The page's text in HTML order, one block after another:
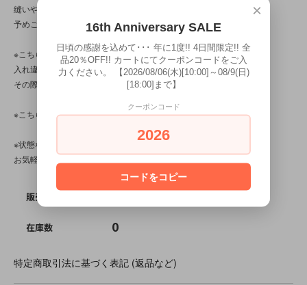
縫いや玉止め、作りに“曖昧”な部分が見られる商品です。
予めご了承下さいませ。)
※こちらの商品は店頭でも販売しています。
入れ違いで完売してしまう場合がございます。
その際はご容赦下さいませ。
※こちらの商品は、中古品です。
※状態など分かり辛い点、気になる点、不明点がございましたら、
お気軽にお問い合わせ下さい。
販売価格 SOLD OUT
在庫数 0
特定商取引法に基づく表記 (返品など)
×
16th Anniversary SALE
日頃の感謝を込めて･･･ 年に1度!! 4日間限定!! 全
品20％OFF!! カートにてクーポンコードをご入
力ください。 【2026/08/06(木)[10:00]～08/9(日)
[18:00]まで】
クーポンコード
2026
コードをコピー